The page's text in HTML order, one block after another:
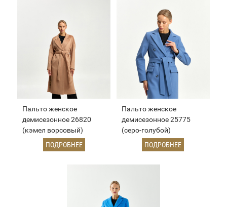
Пальто женское
демисезонное 26820
(кэмел ворсовый)
ПОДРОБНЕЕ
Пальто женское
демисезонное 25775
(серо-голубой)
ПОДРОБНЕЕ